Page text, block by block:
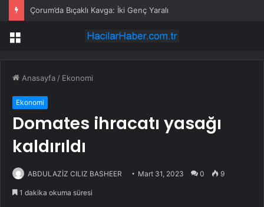
Çorum’da Bıçaklı Kavga: İki Genç Yaralı
Menü
Anasayfa / Ekonomi
Ekonomi
Domates ihracatı yasağı
kaldırıldı
ABDULAZİZ CILIZ BASHEER Mart 31, 2023 0 9
1 dakika okuma süresi